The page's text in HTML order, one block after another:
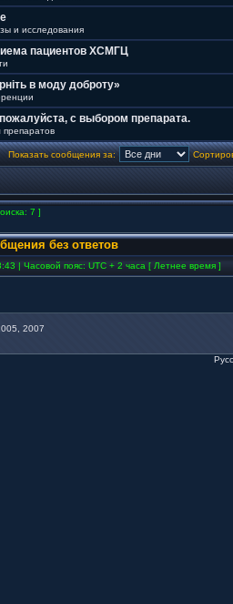
и исследования
пациентов ХСМГЦ
в моду доброту»
с выбором препарата.
Показать сообщения за:
7 ]
без ответов
| Часовой пояс: UTC + 2 часа [ Летнее время ]
2007